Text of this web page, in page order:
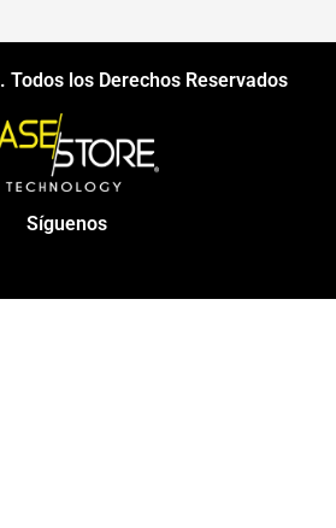
. Todos los Derechos Reservados
Síguenos